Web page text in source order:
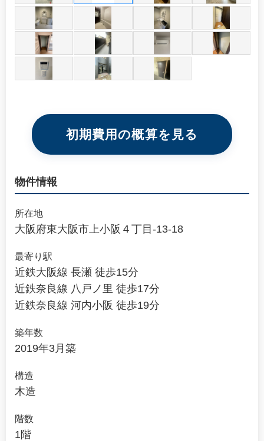
初期費用の概算を見る
物件情報
所在地
大阪府東大阪市上小阪４丁目-13-18
最寄り駅
近鉄大阪線 長瀬 徒歩15分
近鉄奈良線 八戸ノ里 徒歩17分
近鉄奈良線 河内小阪 徒歩19分
築年数
2019年3月築
構造
木造
階数
1階